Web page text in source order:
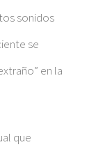
sonidos
se
en la
que